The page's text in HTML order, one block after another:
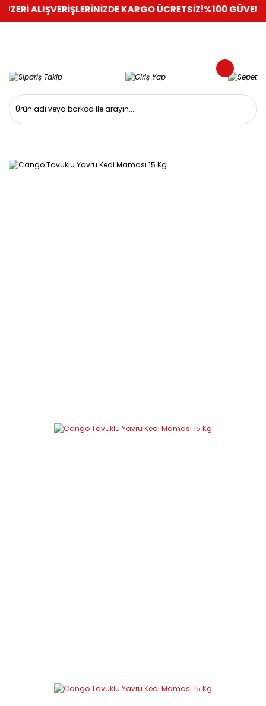
ALIŞVERİŞLERİNİZDE KARGO ÜCRETSİZ!%100 GÜVENLİ